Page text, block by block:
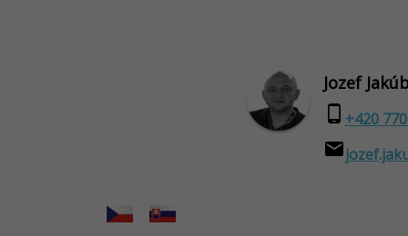
Jozef
phone_android +420
email